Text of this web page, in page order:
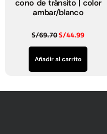
cono de tránsito | color
ambar/blanco
S/69.70S/44.99
Añadir al carrito